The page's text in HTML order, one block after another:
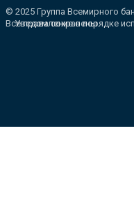
© 2025 Группа Всемирного
Все права сохранены.
Уведомление о порядке